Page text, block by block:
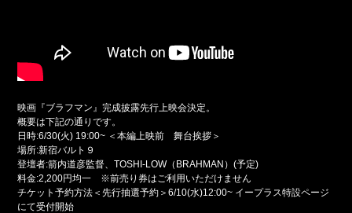
映画『ブラフマン』完成披露先行上映会決定。
概要は下記の通りです。
日時:6/30(火) 19:00~ ＜本編上映前 舞台挨拶＞
場所:新宿バルト９
登壇者:箭内道彦監督、TOSHI-LOW（BRAHMAN）(予定)
料金:2,200円均一 ※前売り券はご利用いただけません
チケット予約方法＜先行抽選予約＞6/10(水)12:00~ イープラス特設ページ
にて受付開始